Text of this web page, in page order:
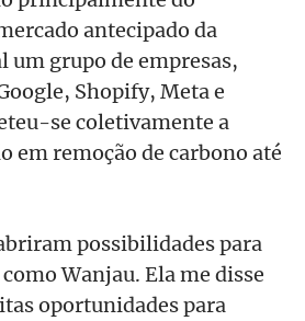
antecipado da
um grupo de empresas,
Shopify, Meta e
se coletivamente a
em remoção de carbono até
possibilidades para
Wanjau. Ela me disse
oportunidades para